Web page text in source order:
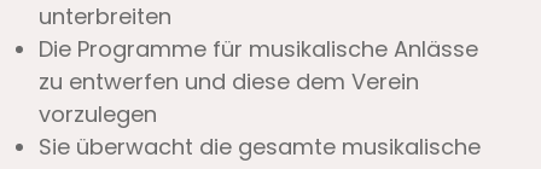
unterbreiten
Die Programme für musikalische Anlässe
zu entwerfen und diese dem Verein
vorzulegen
Sie überwacht die gesamte musikalische